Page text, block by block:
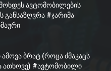
ავტომობილების
განსაზღვრა #ჯარიმა
ბრატ (როცა ძმაკაცს
ათხოვე) #ავტომობილი